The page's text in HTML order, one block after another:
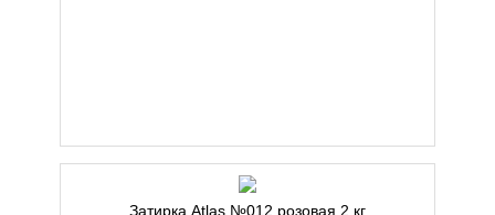
Затирка Atlas №012 розовая 2 кг